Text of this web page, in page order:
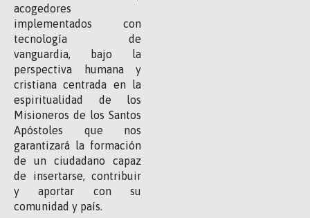
acogedores
implementados con
tecnología de
vanguardia, bajo la
perspectiva humana y
cristiana centrada en la
espiritualidad de los
Misioneros de los Santos
Apóstoles que nos
garantizará la formación
de un ciudadano capaz
de insertarse, contribuir
y aportar con su
comunidad y país.